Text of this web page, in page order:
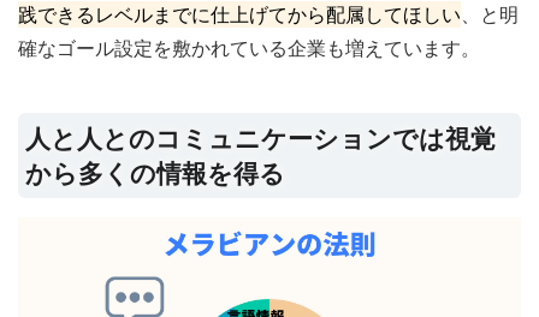
践できるレベルまでに仕上げてから配属してほしい、と明
確なゴール設定を敷かれている企業も増えています。
人と人とのコミュニケーションでは視覚
から多くの情報を得る